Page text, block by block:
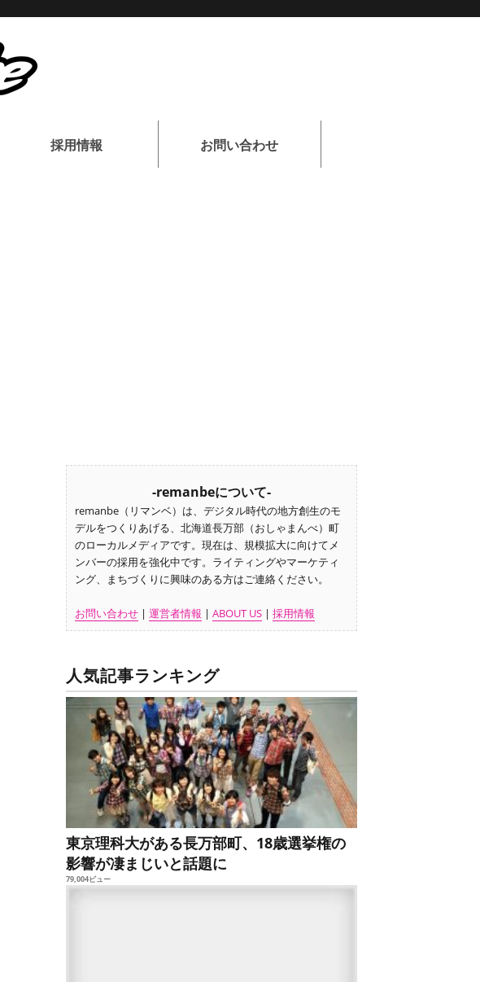
採用情報 お問い合わせ
-remanbeについて-
remanbe（リマンベ）は、デジタル時代の地方創生のモ
デルをつくりあげる、北海道長万部（おしゃまんべ）町
のローカルメディアです。現在は、規模拡大に向けてメ
ンバーの採用を強化中です。ライティングやマーケティ
ング、まちづくりに興味のある方はご連絡ください。
お問い合わせ |運営者情報 |ABOUT US |採用情報
人気記事ランキング
東京理科大がある長万部町、18歳選挙権の
影響が凄まじいと話題に
79,004ビュー